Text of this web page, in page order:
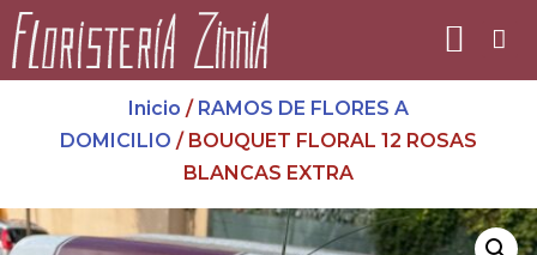
Inicio / RAMOS DE FLORES A
DOMICILIO / BOUQUET FLORAL 12 ROSAS
BLANCAS EXTRA